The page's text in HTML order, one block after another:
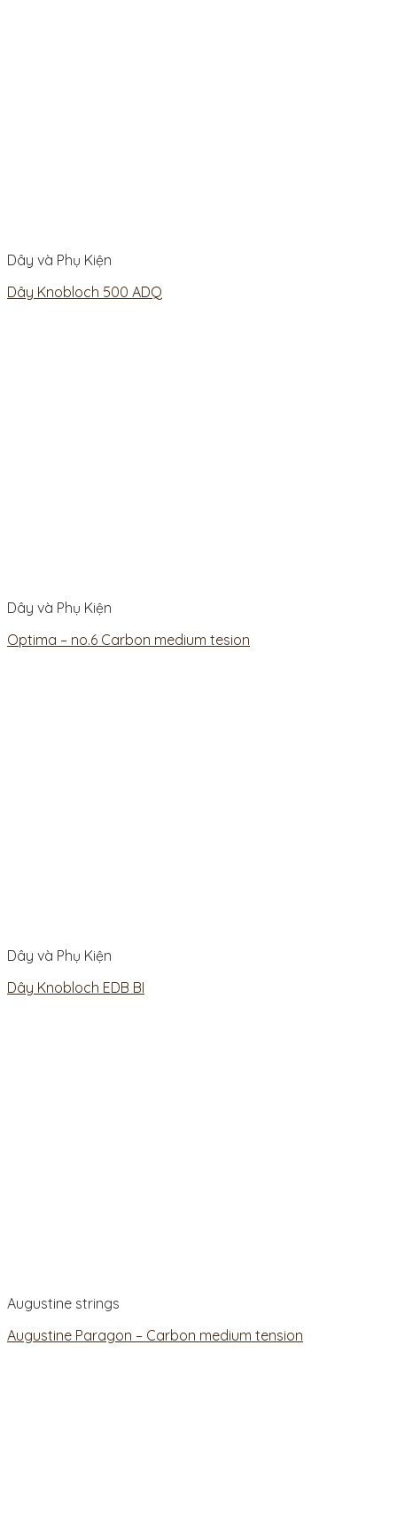
Dây và Phụ Kiện
Dây Knobloch 500 ADQ
Dây và Phụ Kiện
Optima – no.6 Carbon medium tesion
Dây và Phụ Kiện
Dây Knobloch EDB BI
Augustine strings
Augustine Paragon – Carbon medium tension